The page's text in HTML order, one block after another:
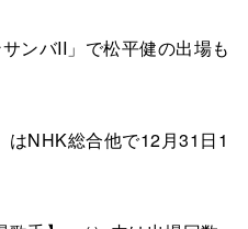
ンバII」で松平健の出場も
NHK総合他で12月31日1